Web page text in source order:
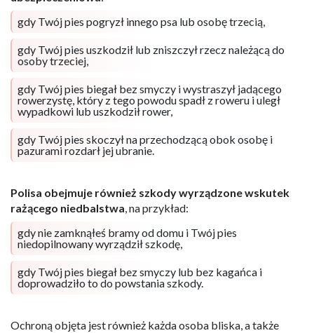
gdy Twój pies pogryzł innego psa lub osobę trzecią,
gdy Twój pies uszkodził lub zniszczył rzecz należącą do
osoby trzeciej,
gdy Twój pies biegał bez smyczy i wystraszył jadącego
rowerzystę, który z tego powodu spadł z roweru i uległ
wypadkowi lub uszkodził rower,
gdy Twój pies skoczył na przechodzącą obok osobę i
pazurami rozdarł jej ubranie.
Polisa obejmuje również szkody wyrządzone wskutek
rażącego niedbalstwa, na przykład:
gdy nie zamknąłeś bramy od domu i Twój pies
niedopilnowany wyrządził szkodę,
gdy Twój pies biegał bez smyczy lub bez kagańca i
doprowadziło to do powstania szkody.
Ochroną objęta jest również każda osoba bliska, a także